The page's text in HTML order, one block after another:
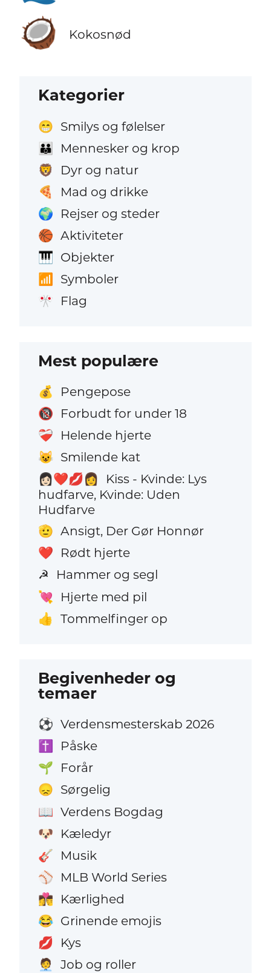
🥥
Kokosnød
Kategorier
😁 Smilys og følelser
👪 Mennesker og krop
🦁 Dyr og natur
🍕 Mad og drikke
🌍 Rejser og steder
🏀 Aktiviteter
🎹 Objekter
📶 Symboler
🎌 Flag
Mest populære
💰 Pengepose
🔞 Forbudt for under 18
❤️‍🩹 Helende hjerte
😺 Smilende kat
👩🏻‍❤️‍💋‍👩
Kiss - Kvinde: Lys
hudfarve, Kvinde: Uden
Hudfarve
🫡 Ansigt, Der Gør Honnør
❤️ Rødt hjerte
☭ Hammer og segl
💘 Hjerte med pil
👍 Tommelfinger op
Begivenheder og
temaer
⚽ Verdensmesterskab 2026
✝️ Påske
🌱 Forår
😞 Sørgelig
📖 Verdens Bogdag
🐶 Kæledyr
🎸 Musik
⚾ MLB World Series
👩‍❤️‍💋‍👨 Kærlighed
😂 Grinende emojis
💋 Kys
🧑‍💼 Job og roller